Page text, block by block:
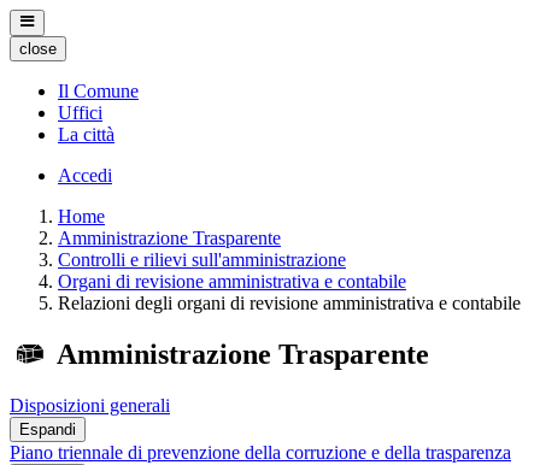
close
Il Comune
Uffici
La città
Accedi
Home
Amministrazione Trasparente
Controlli e rilievi sull'amministrazione
Organi di revisione amministrativa e contabile
Relazioni degli organi di revisione amministrativa e contabile
Amministrazione Trasparente
Disposizioni generali
Espandi
Piano triennale di prevenzione della corruzione e della trasparenza